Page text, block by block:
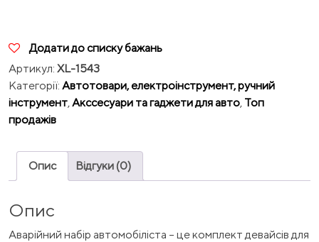
Додати до списку бажань
Артикул: XL-1543
Категорії: Автотовари, електроінструмент, ручний
інструмент,Акссесуари та гаджети для авто, Топ
продажів
Опис Відгуки (0)
Опис
Аварійний набір автомобіліста – це комплект девайсів для